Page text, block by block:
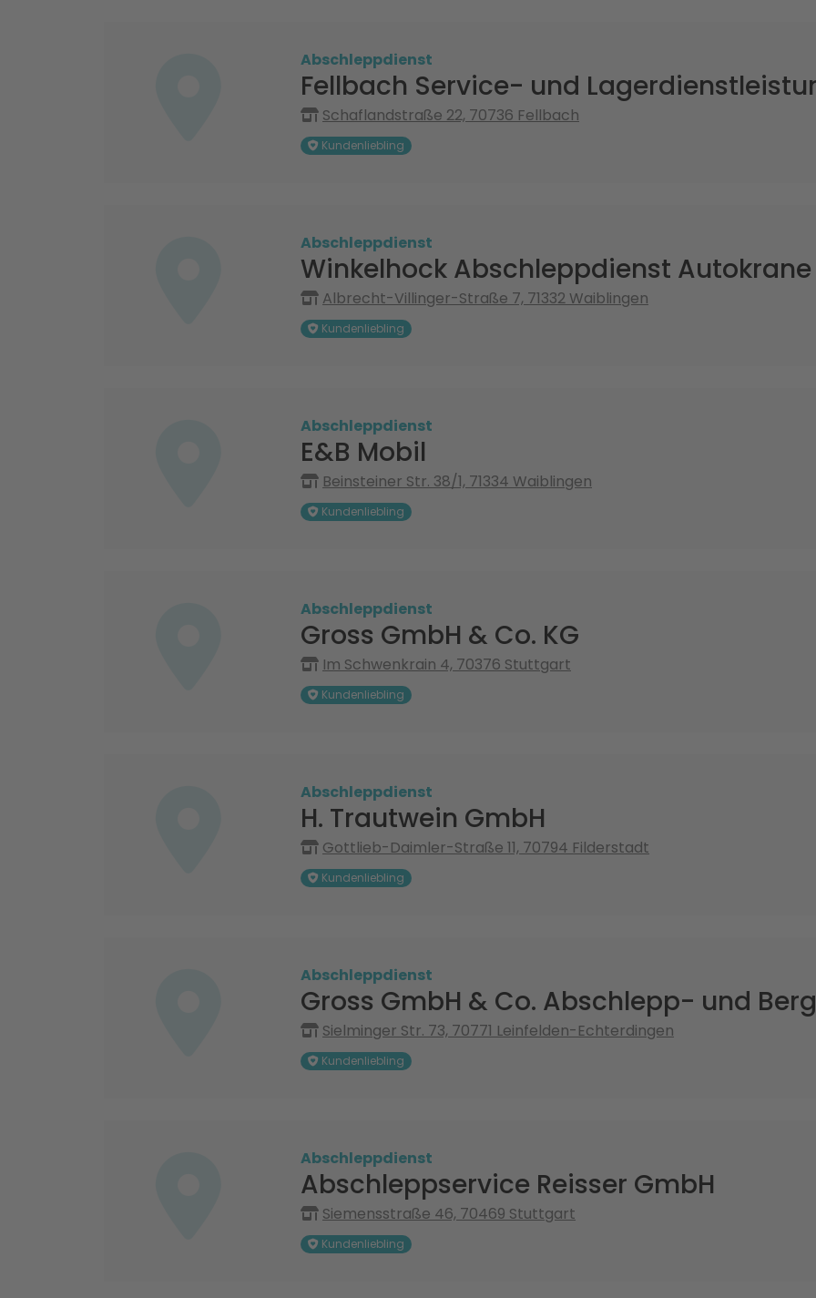
Abschleppdienst
Fellbach Service- und
Schaflandstraße 22, 70736 Fellbach
Kundenliebling
Abschleppdienst
Winkelhock Abschleppdienst Autokrane
Albrecht-Villinger-Straße 7, 71332 Waiblingen
Kundenliebling
Abschleppdienst
E&B Mobil
Beinsteiner Str. 38/1, 71334 Waiblingen
Kundenliebling
Abschleppdienst
Gross GmbH & Co. KG
Im Schwenkrain 4, 70376 Stuttgart
Kundenliebling
Abschleppdienst
H. Trautwein GmbH
Gottlieb-Daimler-Straße 11, 70794 Filderstadt
Kundenliebling
Abschleppdienst
Gross GmbH & Co. Abschlepp- und
Sielminger Str. 73, 70771 Leinfelden-Echterdingen
Kundenliebling
Abschleppdienst
Abschleppservice Reisser GmbH
Siemensstraße 46, 70469 Stuttgart
Kundenliebling